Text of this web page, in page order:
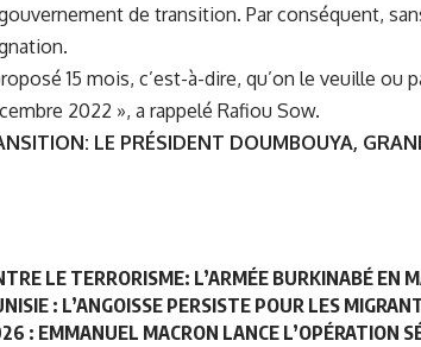
de transition. Par conséquent,
15 mois, c’est-à-dire, qu’on le veuille ou
2022 », a rappelé Rafiou Sow.
LE PRÉSIDENT DOUMBOUYA,
LE TERRORISME: L’ARMÉE BURKINABÉ EN
: L’ANGOISSE PERSISTE POUR LES
: EMMANUEL MACRON LANCE L’OPÉRATION